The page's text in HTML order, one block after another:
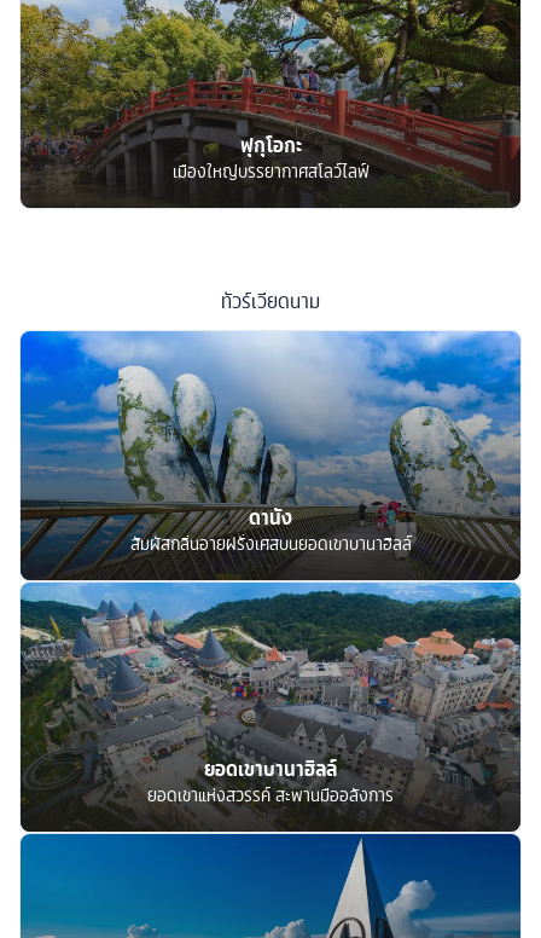
ฟุกุโอกะ
เมืองใหญ่บรรยากาศสโลว์ไลฟ์
ทัวร์เวียดนาม
ดานัง
สัมผัสกลิ่นอายฝรั่งเศสบนยอดเขาบานาฮิลล์
ยอดเขาบานาฮิลล์
ยอดเขาแห่งสวรรค์ สะพานมืออลังการ